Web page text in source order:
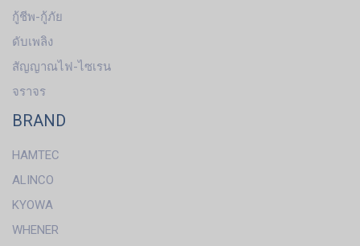
กู้ชีพ-กู้ภัย
ดับเพลิง
สัญญาณไฟ-ไซเรน
จราจร
BRAND
HAMTEC
ALINCO
KYOWA
WHENER